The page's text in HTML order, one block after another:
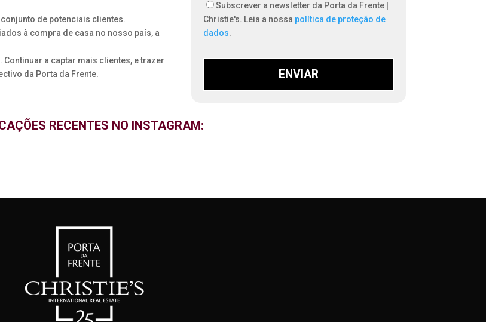
de potenciais clientes.
à compra de casa no nosso país, a
a captar mais clientes, e trazer
da Porta da Frente.
Subscrever a newsletter da Porta da Frente |
Christie's. Leia a nossa política de proteção de
dados.
ENVIAR
RECENTES NO INSTAGRAM: